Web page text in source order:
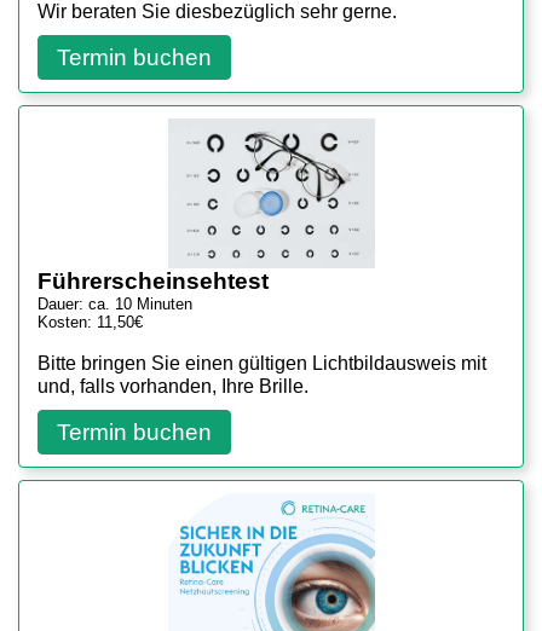
Wir beraten Sie diesbezüglich sehr gerne.
Termin buchen
Führerscheinsehtest
Dauer: ca. 10 Minuten
Kosten: 11,50€
Bitte bringen Sie einen gültigen Lichtbildausweis mit
und, falls vorhanden, Ihre Brille.
Termin buchen